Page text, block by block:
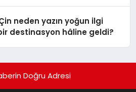
neden yazın yoğun ilgi
destinasyon hâline geldi?
Doğru Adresi